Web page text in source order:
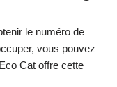
le numéro de
vous pouvez
Cat offre cette